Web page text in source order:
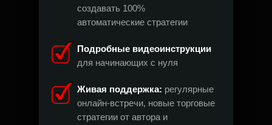
создавать 100%
автоматические стратегии
Подробные видеоинструкции
для начинающих с нуля
Живая поддержка: регулярные
онлайн-встречи, новые торговые
стратегии от автора и